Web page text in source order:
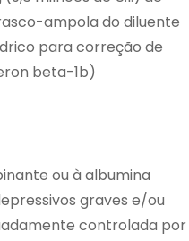
ampola do diluente
para correção de
beta-1b)
ou à albumina
graves e/ou
controlada por